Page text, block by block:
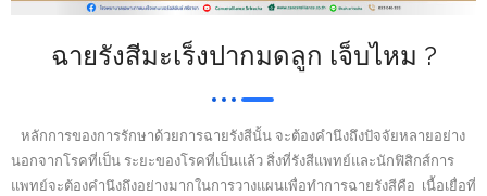
ฉายรังสีมะเร็งปากมดลูก เจ็บไหม ?
หลักการของการรักษาด้วยการฉายรังสีนั้น จะต้องคำนึงถึงปัจจัยหลายอย่าง
นอกจากโรคที่เป็น ระยะของโรคที่เป็นแล้ว สิ่งที่รังสีแพทย์และนักฟิสิกส์การ
แพทย์จะต้องคำนึงถึงอย่างมากในการวางแผนเพื่อทำการฉายรังสีคือ เนื้อเยื่อที่